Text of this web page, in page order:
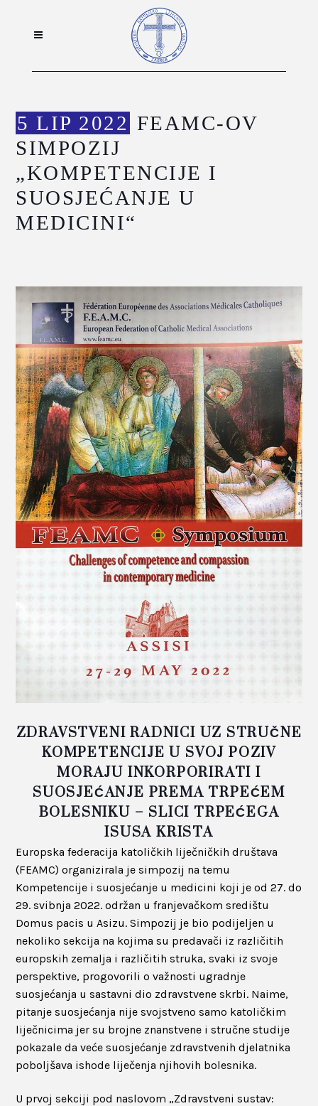
5 LIP 2022 FEAMC-OV
SIMPOZIJ
„KOMPETENCIJE I
SUOSJEĆANJE U
MEDICINI“
ZDRAVSTVENI RADNICI UZ STRUČNE
KOMPETENCIJE U SVOJ POZIV
MORAJU INKORPORIRATI I
SUOSJEĆANJE PREMA TRPEĆEM
BOLESNIKU – SLICI TRPEĆEGA
ISUSA KRISTA
Europska federacija katoličkih liječničkih društava
(FEAMC) organizirala je simpozij na temu
Kompetencije i suosjećanje u medicini koji je od 27. do
29. svibnja 2022. održan u franjevačkom središtu
Domus pacis u Asizu. Simpozij je bio podijeljen u
nekoliko sekcija na kojima su predavači iz različitih
europskih zemalja i različitih struka, svaki iz svoje
perspektive, progovorili o važnosti ugradnje
suosjećanja u sastavni dio zdravstvene skrbi. Naime,
pitanje suosjećanja nije svojstveno samo katoličkim
liječnicima jer su brojne znanstvene i stručne studije
pokazale da veće suosjećanje zdravstvenih djelatnika
poboljšava ishode liječenja njihovih bolesnika.
U prvoj sekciji pod naslovom „Zdravstveni sustav: